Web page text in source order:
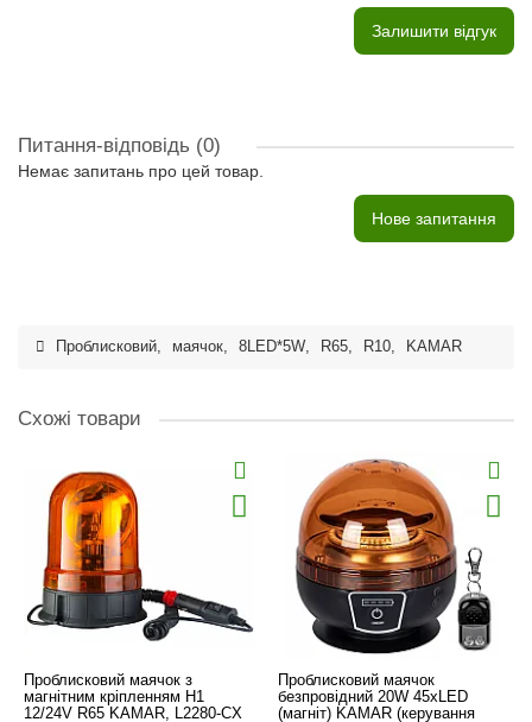
Залишити відгук
Питання-відповідь (0)
Немає запитань про цей товар.
Нове запитання
Проблисковий, маячок, 8LED*5W, R65, R10, KAMAR
Схожі товари
Проблисковий маячок з
магнітним кріпленням H1
12/24V R65 KAMAR, L2280-CX
Проблисковий маячок
безпровідний 20W 45xLED
(магніт) KAMAR (керування